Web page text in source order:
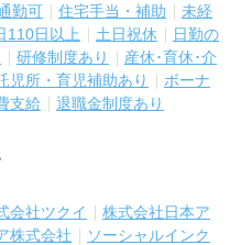
勤可 住宅手当・補助
未経
110日以上 土日祝休
日勤の
研修制度あり
産休･育休･介
児所・育児補助あり
ボーナ
支給 退職金制度あり
会社ツクイ
株式会社日本ア
株式会社
ソーシャルインク